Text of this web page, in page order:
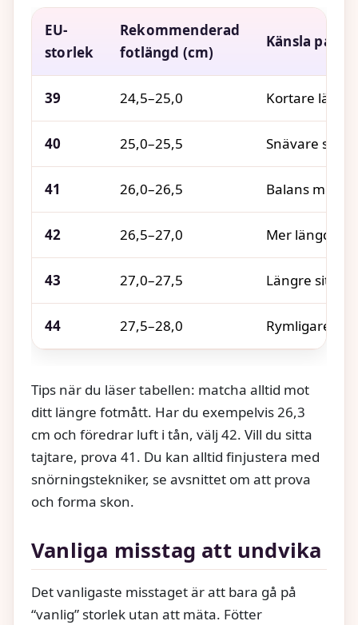
EU-
storlek
Rekommenderad
fotlängd (cm)
Känsla på
39 24,5–25,0 Kortare
40 25,0–25,5 Snävare
41 26,0–26,5 Balans
42 26,5–27,0 Mer längd
43 27,0–27,5 Längre
44 27,5–28,0 Rymligare
Tips när du läser tabellen: matcha alltid mot
ditt längre fotmått. Har du exempelvis 26,3
cm och föredrar luft i tån, välj 42. Vill du sitta
tajtare, prova 41. Du kan alltid finjustera med
snörningstekniker, se avsnittet om att prova
och forma skon.
Vanliga misstag att undvika
Det vanligaste misstaget är att bara gå på
“vanlig” storlek utan att mäta. Fötter